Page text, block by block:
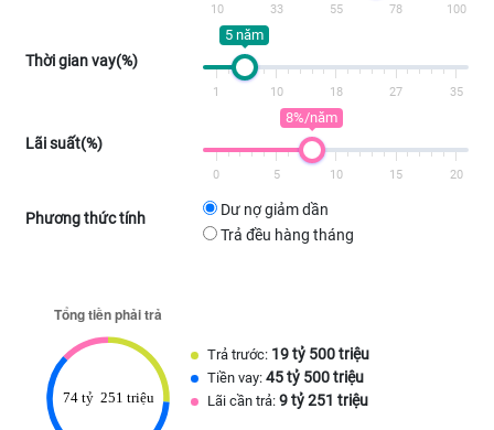
10 33 55 78 100
Thời gian vay(%)
5 năm
1 10 18 27 35
Lãi suất(%)
8%/năm
0 5 10 15 20
Phương thức tính
Dư nợ giảm dần
Trả đều hàng tháng
Trả trước: 19 tỷ 500 triệu
Tiền vay: 45 tỷ 500 triệu
Lãi cần trả: 9 tỷ 251 triệu